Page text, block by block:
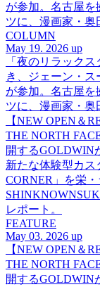
が参加。名古屋を
ツに、漫画家・奥
COLUMN
May 19. 2026 up
「夜のリラック
き、ジェーン・
が参加。名古屋を
ツに、漫画家・奥
【NEW OPEN＆
THE NORTH
開するGOLDWIN
新たな体験型カス
CORNER」を栄・
レポート。
FEATURE
May 03. 2026 up
【NEW OPEN＆
THE NORTH
開するGOLDWIN